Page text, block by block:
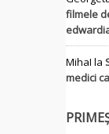
filmele
MihaI la
medici